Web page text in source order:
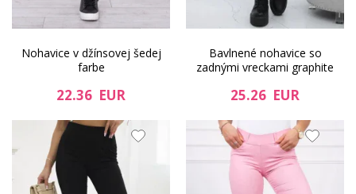
Nohavice v džínsovej šedej
farbe
22.36 EUR
Bavlnené nohavice so
zadnými vreckami graphite
25.26 EUR